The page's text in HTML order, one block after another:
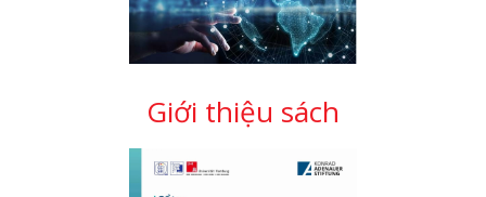
Giới thiệu sách